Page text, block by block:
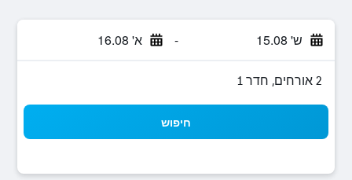
ש' 15.08 - א' 16.08
2 אורחים, חדר 1
חיפוש